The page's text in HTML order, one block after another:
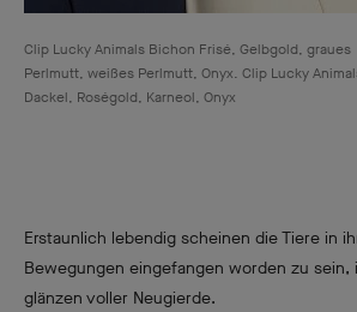
Clip Lucky Animals Bichon Frisé, Gelbgold, graues
Perlmutt, weißes Perlmutt, Onyx. Clip Lucky
Dackel, Roségold, Karneol, Onyx
Erstaunlich lebendig scheinen die Tiere in
Bewegungen eingefangen worden zu sein,
glänzen voller Neugierde.